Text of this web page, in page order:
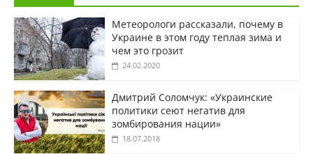
Метеорологи рассказали, почему в
Украине в этом году теплая зима и
чем это грозит
24.02.2020
Дмитрий Соломчук: «Украинские
политики сеют негатив для
зомбирования нации»
18.07.2018